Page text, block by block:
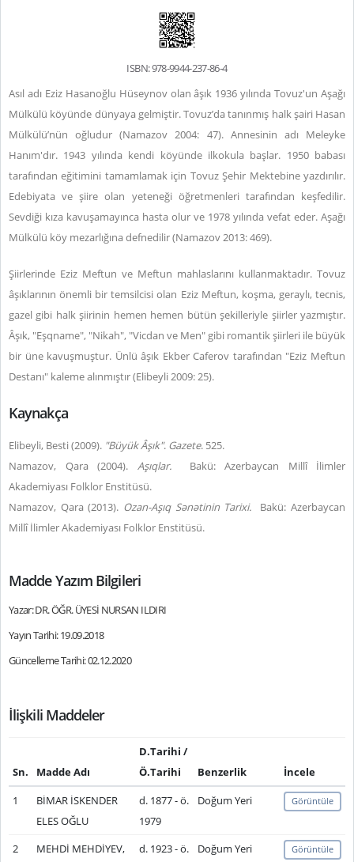
ISBN: 978-9944-237-86-4
Asıl adı Eziz Hasanoğlu Hüseynov olan âşık 1936 yılındaTovuz'un Aşağı
Mülkülü köyünde dünyaya gelmiştir.Tovuz’da tanınmış halk şairi Hasan
Mülkülü’nün oğludur (Namazov 2004: 47). Annesinin adı Meleyke
Hanım'dır. 1943 yılında kendi köyünde ilkokula başlar. 1950 babası
tarafından eğitimini tamamlamak için Tovuz Şehir Mektebine yazdırılır.
Edebiyata ve şiire olan yeteneği öğretmenleri tarafından keşfedilir.
Sevdiği kıza kavuşamayınca hasta olur ve 1978 yılında vefat eder. Aşağı
Mülkülü köy mezarlığına defnedilir (Namazov 2013: 469).
Şiirlerinde Eziz Meftun ve Meftun mahlaslarını kullanmaktadır. Tovuz
âşıklarının önemli bir temsilcisi olan Eziz Meftun, koşma, geraylı, tecnis,
gazel gibi halk şiirinin hemen hemen bütün şekilleriyle şiirler yazmıştır.
Âşık, "Eşqname", "Nikah", "Vicdan ve Men" gibi romantik şiirleri ile büyük
bir üne kavuşmuştur. Ünlü âşık Ekber Caferov tarafından "Eziz Meftun
Destanı" kaleme alınmıştır (Elibeyli 2009: 25).
Kaynakça
Elibeyli, Besti (2009). "Büyük Âşık". Gazete. 525.
Namazov, Qara (2004). Aşıqlar.
Bakü: Azerbaycan Millî İlimler
Akademiyası Folklor Enstitüsü.
Namazov, Qara (2013). Ozan-Aşıq Sәnәtinin Tarixi.
Bakü: Azerbaycan
Millî İlimler Akademiyası Folklor Enstitüsü.
Madde Yazım Bilgileri
Yazar: DR. ÖĞR. ÜYESİ NURSAN ILDIRI
Yayın Tarihi: 19.09.2018
Güncelleme Tarihi: 02.12.2020
İlişkili Maddeler
Sn. Madde Adı
D.Tarihi /
Ö.Tarihi
Benzerlik
İncele
1
BİMAR İSKENDER
ELES OĞLU
d. 1877 - ö.
1979
Doğum Yeri Görüntüle
2
MEHDİ MEHDİYEV,
d. 1923 - ö.
Doğum Yeri Görüntüle